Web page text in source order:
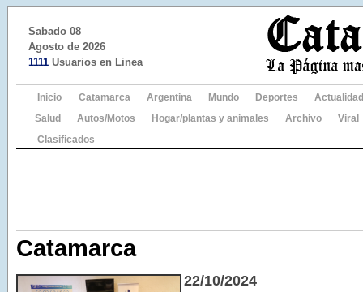
Sabado 08
Agosto de 2026
1111 Usuarios en Linea
Inicio Catamarca Argentina Mundo Deportes
Actualidad
Salud
Autos/Motos Hogar/plantas y animales Archivo
Viral
Clasificados
Catamarca
22/10/2024